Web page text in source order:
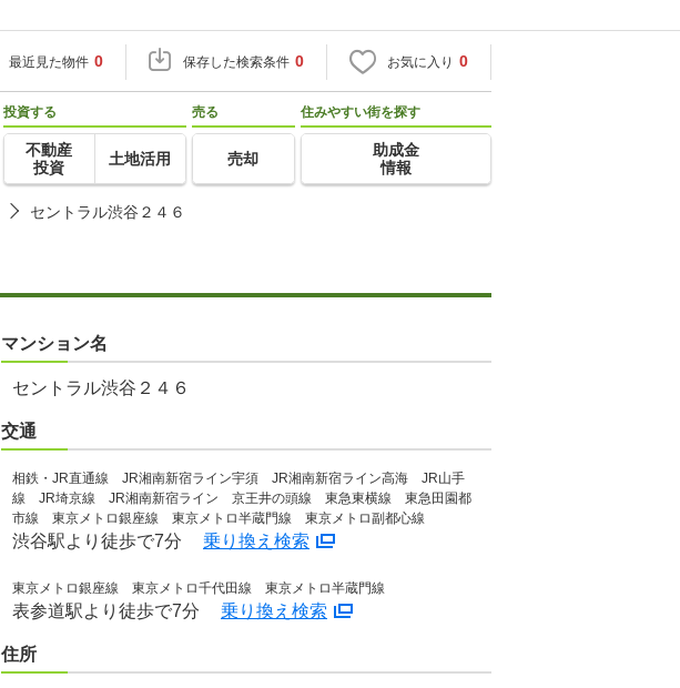
最近見た物件 0 保存した検索条件 0 お気に入り 0
投資する
不動産
投資
土地活用
売る
売却
住みやすい街を探す
助成金
情報
セントラル渋谷２４６
マンション名
セントラル渋谷２４６
交通
相鉄・JR直通線 JR湘南新宿ライン宇須 JR湘南新宿ライン高海 JR山手
線 JR埼京線 JR湘南新宿ライン 京王井の頭線 東急東横線 東急田園都
市線 東京メトロ銀座線 東京メトロ半蔵門線 東京メトロ副都心線
渋谷駅より徒歩で7分 乗り換え検索
東京メトロ銀座線 東京メトロ千代田線 東京メトロ半蔵門線
表参道駅より徒歩で7分 乗り換え検索
住所